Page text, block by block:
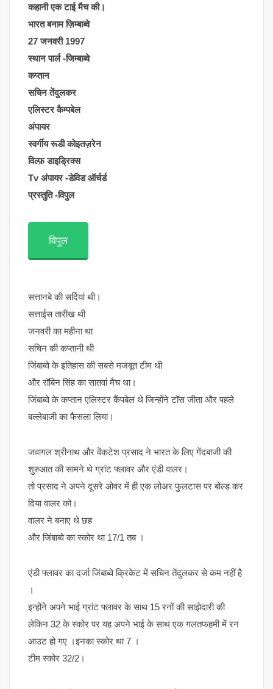
कहानी एक टाई मैच की।
भारत बनाम ज़िम्बाब्वे
27 जनवरी 1997
स्थान पार्ल -जिम्बाब्वे
कप्तान
सचिन तेंदुलकर
एलिस्टर कैम्पबेल
अंपायर
स्वर्गीय रूडी कोइतज़रेन
विल्फ़ डाइड्रिक्स
Tv अंपायर -डेविड ऑर्चर्ड
प्रस्तुति -विपुल
विपुल
सत्तानबे की सर्दियां थी।
सत्ताईस तारीख थी
जनवरी का महीना था
सचिन की कप्तानी थी
जिंबाब्वे के इतिहास की सबसे मजबूत टीम थी
और रॉबिन सिंह का सातवां मैच था।
जिंबाब्वे के कप्तान एलिस्टर कैंपबेल थे जिन्होंने टॉस जीता और पहले
बल्लेबाजी का फैसला लिया।
जवागल श्रीनाथ और वेंकटेश प्रसाद ने भारत के लिए गेंदबाजी की
शुरुआत की सामने थे ग्रांट फ्लावर और एंडी वालर।
तो प्रसाद ने अपने दूसरे ओवर में ही एक लोअर फुलटास पर बोल्ड कर
दिया वालर को।
वालर ने बनाए थे छह
और जिंबाब्वे का स्कोर था 17/1 तब ।
एंडी फ्लावर का दर्जा जिंबाब्वे क्रिकेट में सचिन तेंदुलकर से कम नहीं है
।
इन्होंने अपने भाई ग्रांट फ्लावर के साथ 15 रनों की साझेदारी की
लेकिन 32 के स्कोर पर यह अपने भाई के साथ एक गलतफहमी में रन
आउट हो गए ।इनका स्कोर था 7 ।
टीम स्कोर 32/2।